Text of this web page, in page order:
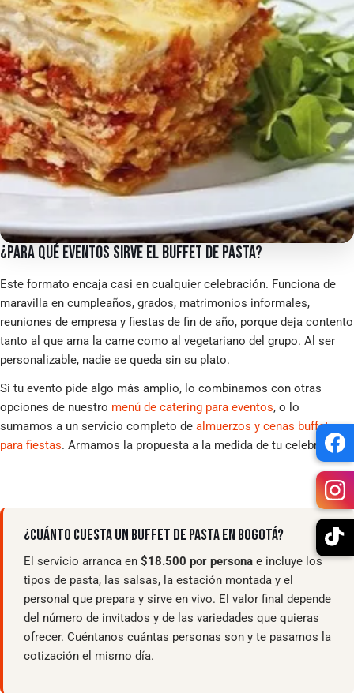
¿PARA QUÉ EVENTOS SIRVE EL BUFFET DE PASTA?
Este formato encaja casi en cualquier celebración. Funciona de
maravilla en cumpleaños, grados, matrimonios informales,
reuniones de empresa y fiestas de fin de año, porque deja contento
tanto al que ama la carne como al vegetariano del grupo. Al ser
personalizable, nadie se queda sin su plato.
Si tu evento pide algo más amplio, lo combinamos con otras
opciones de nuestro menú de catering para eventos, o lo
sumamos a un servicio completo de almuerzos y cenas buffet
para fiestas. Armamos la propuesta a la medida de tu celebración.
¿CUÁNTO CUESTA UN BUFFET DE PASTA EN BOGOTÁ?
El servicio arranca en $18.500 por persona e incluye los
tipos de pasta, las salsas, la estación montada y el
personal que prepara y sirve en vivo. El valor final depende
del número de invitados y de las variedades que quieras
ofrecer. Cuéntanos cuántas personas son y te pasamos la
cotización el mismo día.